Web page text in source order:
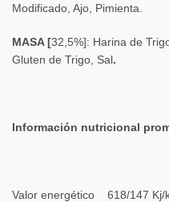
Modificado, Ajo, Pimienta.
MASA [32,5%]: Harina de
Gluten de Trigo, Sal.
Información nutricional
Valor energético 618/147 Kj/